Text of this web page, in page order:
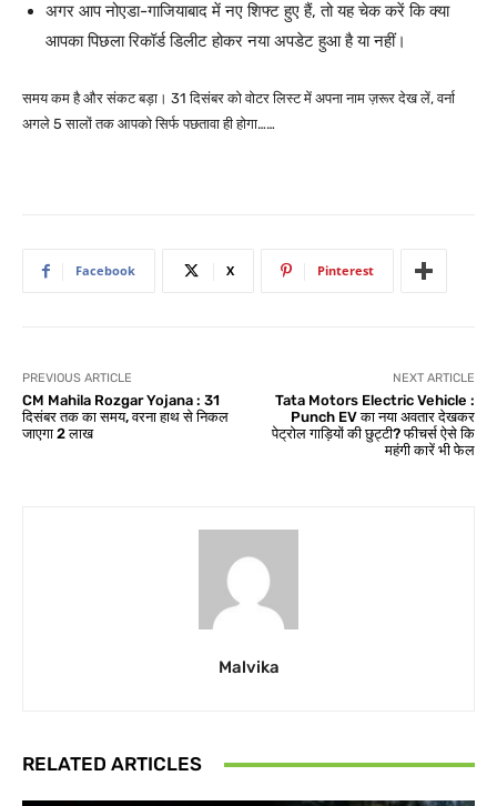
अगर आप नोएडा-गाजियाबाद में नए शिफ्ट हुए हैं, तो यह चेक करें कि क्या
आपका पिछला रिकॉर्ड डिलीट होकर नया अपडेट हुआ है या नहीं।
समय कम है और संकट बड़ा। 31 दिसंबर को वोटर लिस्ट में अपना नाम ज़रूर देख लें, वर्ना
अगले 5 सालों तक आपको सिर्फ पछतावा ही होगा……
Facebook X Pinterest
PREVIOUS ARTICLE
CM Mahila Rozgar Yojana : 31
दिसंबर तक का समय, वरना हाथ से निकल
जाएगा 2 लाख
NEXT ARTICLE
Tata Motors Electric Vehicle :
Punch EV का नया अवतार देखकर
पेट्रोल गाड़ियों की छुट्टी? फीचर्स ऐसे कि
महंगी कारें भी फेल
Malvika
RELATED ARTICLES